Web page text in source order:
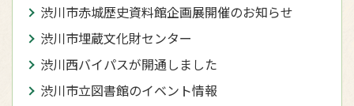
渋川市赤城歴史資料館企画展開催のお知らせ
渋川市埋蔵文化財センター
渋川西バイパスが開通しました
渋川市立図書館のイベント情報